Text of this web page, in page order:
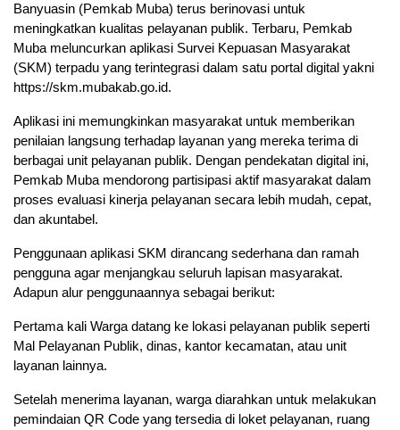
Banyuasin (Pemkab Muba) terus berinovasi untuk
meningkatkan kualitas pelayanan publik. Terbaru, Pemkab
Muba meluncurkan aplikasi Survei Kepuasan Masyarakat
(SKM) terpadu yang terintegrasi dalam satu portal digital yakni
https://skm.mubakab.go.id.
Aplikasi ini memungkinkan masyarakat untuk memberikan
penilaian langsung terhadap layanan yang mereka terima di
berbagai unit pelayanan publik. Dengan pendekatan digital ini,
Pemkab Muba mendorong partisipasi aktif masyarakat dalam
proses evaluasi kinerja pelayanan secara lebih mudah, cepat,
dan akuntabel.
Penggunaan aplikasi SKM dirancang sederhana dan ramah
pengguna agar menjangkau seluruh lapisan masyarakat.
Adapun alur penggunaannya sebagai berikut:
Pertama kali Warga datang ke lokasi pelayanan publik seperti
Mal Pelayanan Publik, dinas, kantor kecamatan, atau unit
layanan lainnya.
Setelah menerima layanan, warga diarahkan untuk melakukan
pemindaian QR Code yang tersedia di loket pelayanan, ruang